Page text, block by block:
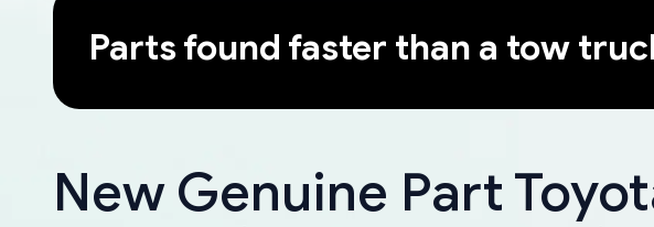
Parts found faster than a tow
New Genuine Part